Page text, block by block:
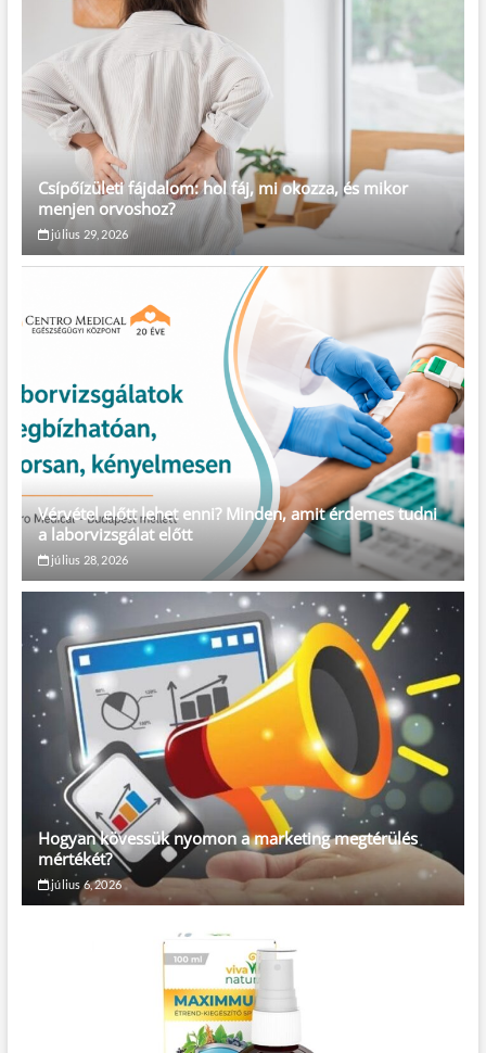
Csípőízületi fájdalom: hol fáj, mi okozza, és mikor
menjen orvoshoz?
július 29, 2026
Vérvétel előtt lehet enni? Minden, amit érdemes tudni
a laborvizsgálat előtt
július 28, 2026
Hogyan kövessük nyomon a marketing megtérülés
mértékét?
július 6, 2026